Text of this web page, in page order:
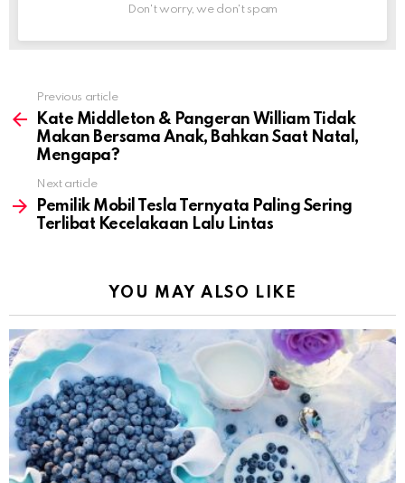
Don't worry, we don't spam
more
Previous article
Kate Middleton & Pangeran William Tidak
Makan Bersama Anak, Bahkan Saat Natal,
Mengapa?
Next article
Pemilik Mobil Tesla Ternyata Paling Sering
Terlibat Kecelakaan Lalu Lintas
YOU MAY ALSO LIKE